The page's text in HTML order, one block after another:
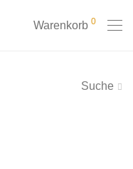
Warenkorb 0
Suche